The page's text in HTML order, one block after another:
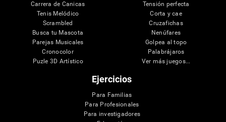
Carrera de Canicas
Tenis Melódico
Scrambled
Busca tu Mascota
Parejas Musicales
Cronocolor
Puzle 3D Artístico
Tensión perfecta
Corta y cae
Cruzafichas
Nenúfares
Golpea al topo
Palabrájaros
Ver más juegos...
Ejercicios
Para Familias
Para Profesionales
Para investigadores